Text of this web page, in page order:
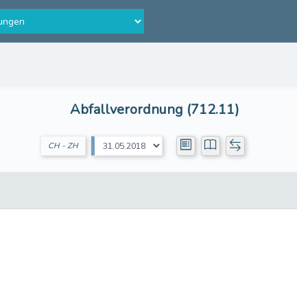
Abfallverordnung (712.11)
CH - ZH